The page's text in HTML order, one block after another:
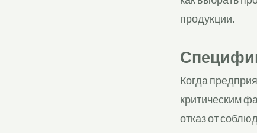
продукции.
Когда
критическим
отказ от